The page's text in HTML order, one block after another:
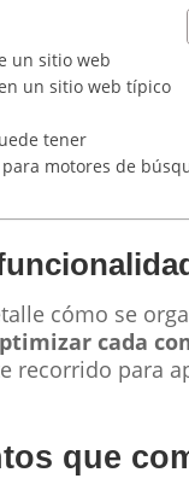
un sitio web
un sitio web típico
tener
motores de
cómo se
cada
recorrido para
que